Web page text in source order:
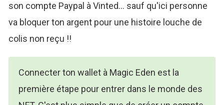
son compte Paypal à Vinted… sauf qu'ici personne
va bloquer ton argent pour une histoire louche de
colis non reçu !!
Connecter ton wallet à Magic Eden est la
première étape pour entrer dans le monde des